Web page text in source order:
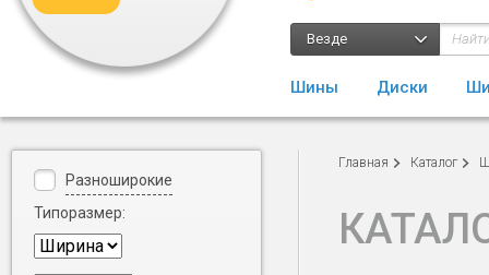
Везде
Шины Диски
Главная Каталог
Разноширокие
Типоразмер: